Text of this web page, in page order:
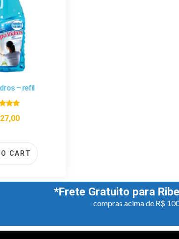
– refil
5.00
27,00
CART
*Frete Gratuito para
compras acima de R$